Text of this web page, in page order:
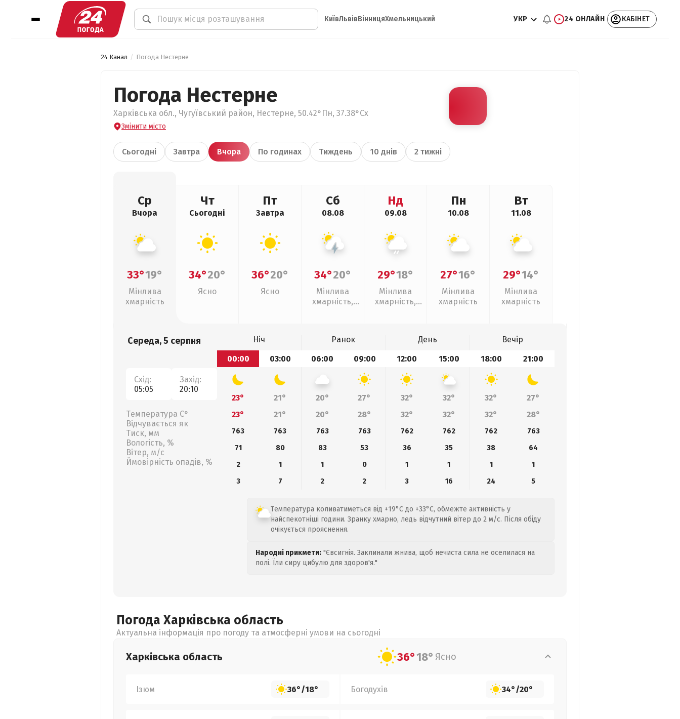
КиївЛьвівВінницяХмельницький УКР 24 ОНЛАЙН КАБІНЕТ
24 Канал Погода Нестерне
Погода Нестерне
Харківська обл., Чугуївський район, Нестерне, 50.42°Пн, 37.38°Сх
Змінити місто
Сьогодні Завтра Вчора По годинах Тиждень 10 днів 2 тижні
Ср
Вчора
33°19°
Мінлива
хмарність
Чт
Сьогодні
34°20°
Ясно
Пт
Завтра
36°20°
Ясно
Сб
08.08
34°20°
Мінлива
хмарність,
Нд
09.08
29°18°
Мінлива
хмарність,
Пн
10.08
27°16°
Мінлива
хмарність
Вт
11.08
29°14°
Мінлива
хмарність
Середа, 5 серпня
Схід:
05:05
Захід:
20:10
Температура С°
Відчувається як
Тиск, мм
Вологість, %
Вітер, м/с
Ймовірність опадів, %
Ніч Ранок День
Вечір
00:00
03:00 06:00 09:00 12:00 15:00 18:00 21:00
23° 21° 20° 27° 32° 32° 32°
27°
23°
21° 20° 28° 32° 32° 32° 28°
763 763 763 763 762 762 762
763
71
80 83 53 36 35 38
64
2
1 1 0 1 1 1
1
3
7 2 2 3 16 24 5
Температура коливатиметься від +19°C до +33°C, обмежте активність у
найспекотніші години. Зранку хмарно, ледь відчутний вітер до 2 м/с. Після обіду
очікується прояснення.
Народні прикмети: "Євсигнія. Заклинали жнива, щоб нечиста сила не оселилася на
полі. Їли сиру цибулю для здоров'я."
Погода Харківська область
Актуальна інформація про погоду та атмосферні умови на сьогодні
Харківська область 36°18° Ясно
Ізюм 36°/18° Богодухів 34°/20°